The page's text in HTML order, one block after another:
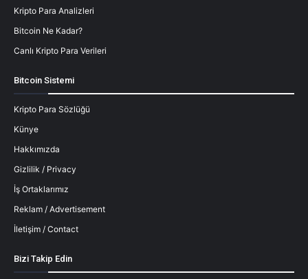
Kripto Para Analizleri
Bitcoin Ne Kadar?
Canlı Kripto Para Verileri
Bitcoin Sistemi
Kripto Para Sözlüğü
Künye
Hakkımızda
Gizlilik / Privacy
İş Ortaklarımız
Reklam / Advertisement
İletişim / Contact
Bizi Takip Edin